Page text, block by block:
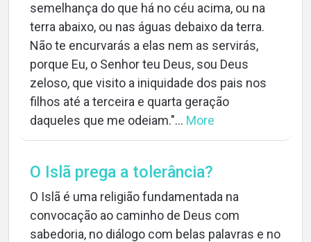
semelhança do que há no céu acima, ou na
terra abaixo, ou nas águas debaixo da terra.
Não te encurvarás a elas nem as servirás,
porque Eu, o Senhor teu Deus, sou Deus
zeloso, que visito a iniquidade dos pais nos
filhos até a terceira e quarta geração
daqueles que me odeiam."... More
O Islã prega a tolerância?
O Islã é uma religião fundamentada na
convocação ao caminho de Deus com
sabedoria, no diálogo com belas palavras e no